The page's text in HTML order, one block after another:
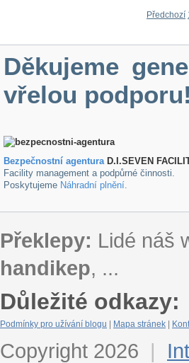
Předchozí
Děkujeme
vřelou podporu!
Bezpečnostní agenturaD.I.SEVEN
Facility management a podpůrné činnosti.
Poskytujeme Náhradní plnění.
Překlepy: Lidé náš
handikep, ...
Důležité odkazy:
Podmínky pro užívání blogu Mapa stránek
Copyright 2026 |